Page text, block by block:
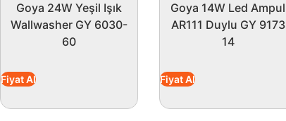
Goya 24W Yeşil Işık
Wallwasher GY 6030-
60
Fiyat Al
Goya 14W Led Ampul
AR111 Duylu GY 9173
14
Fiyat Al